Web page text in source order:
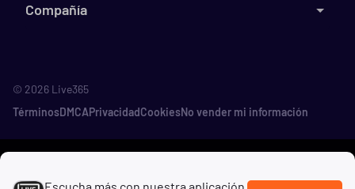
Compañía
© 2026 Live365
TérminosDMCAPrivacidadCookiesNo vender mi información